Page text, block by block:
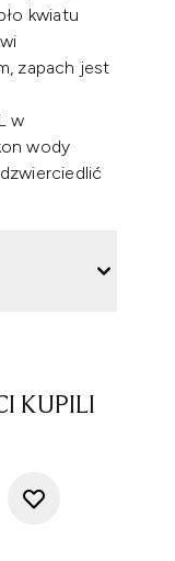
kwiatu
zapach jest
w
wody
KUPILI